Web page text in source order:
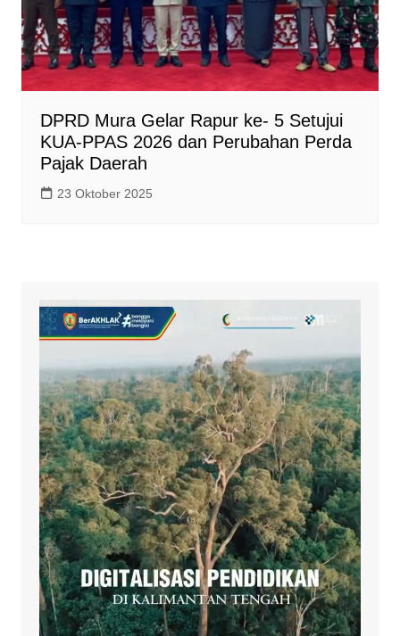
DPRD Mura Gelar Rapur ke- 5 Setujui
KUA-PPAS 2026 dan Perubahan Perda
Pajak Daerah
23 Oktober 2025